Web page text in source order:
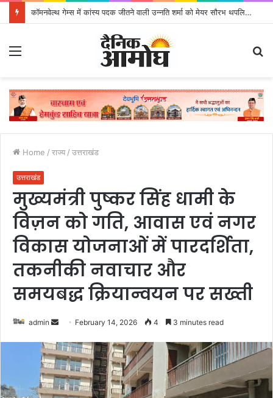
कॉमनवेल्थ गेम्स में कांस्य पदक जीतने वाली उन्नति शर्मा को मेयर सौरभ थपलियाल ने किया सम्मानित
Home / राज्य / उत्तराखंड
उत्तराखंड
मुख्यमंत्री पुष्कर सिंह धामी के
विज़न को गति, आवास एवं नगर
विकास योजनाओं में पारदर्शिता,
तकनीकी नवाचार और
समयबद्ध क्रियान्वयन पर सख्ती
admin
n
d
a
n
February 14, 2026 4 3 minutes read